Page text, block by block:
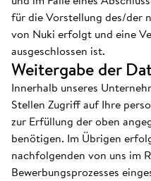
für die Vorstellung des/der
von Nuki erfolgt und eine
ausgeschlossen ist.
Weitergabe der
Innerhalb unseres
Stellen Zugriff auf Ihre
zur Erfüllung der oben
benötigen. Im Übrigen
nachfolgenden von uns im
Bewerbungsprozesses